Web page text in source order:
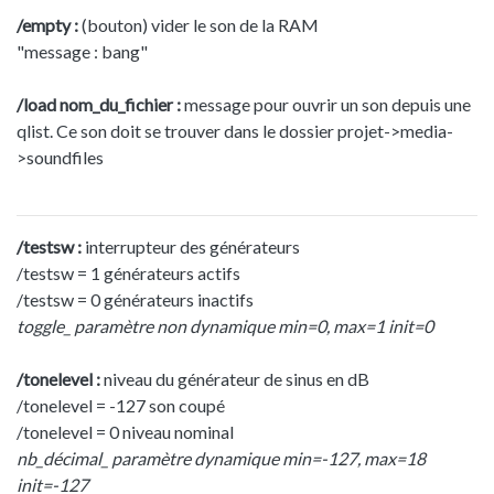
/empty :(bouton) vider le son de la RAM
"message : bang"
/load nom_du_fichier :message pour ouvrir un son depuis une
qlist. Ce son doit se trouver dans le dossier projet->media-
>soundfiles
/testsw : interrupteur des générateurs
/testsw = 1 générateurs actifs
/testsw = 0 générateurs inactifs
toggle_ paramètre non dynamique min=0, max=1 init=0
/tonelevel :niveau du générateur de sinus en dB
/tonelevel = -127 son coupé
/tonelevel = 0 niveau nominal
nb_décimal_ paramètre dynamique min=-127, max=18
init=-127